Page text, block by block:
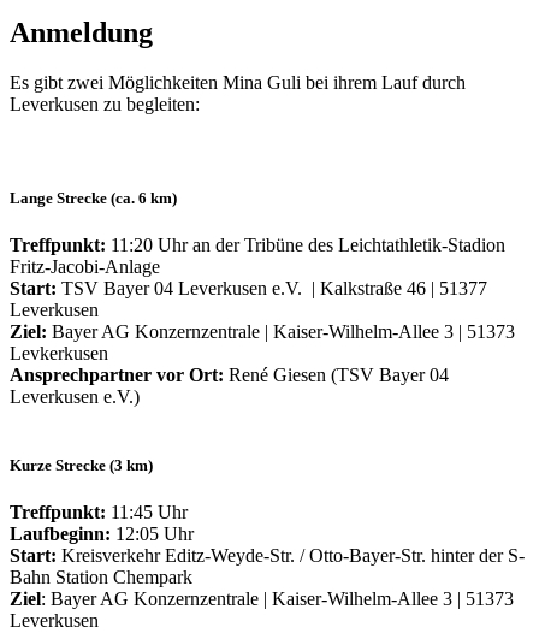
Anmeldung
Es gibt zwei Möglichkeiten Mina Guli bei ihrem Lauf durch
Leverkusen zu begleiten:
Lange Strecke (ca. 6 km)
Treffpunkt: 11:20 Uhr an der Tribüne des Leichtathletik-Stadion
Fritz-Jacobi-Anlage
Start: TSV Bayer 04 Leverkusen e.V. | Kalkstraße 46 | 51377
Leverkusen
Ziel: Bayer AG Konzernzentrale | Kaiser-Wilhelm-Allee 3 | 51373
Levkerkusen
Ansprechpartner vor Ort: René Giesen (TSV Bayer 04
Leverkusen e.V.)
Kurze Strecke (3 km)
Treffpunkt: 11:45 Uhr
Laufbeginn: 12:05 Uhr
Start: Kreisverkehr Editz-Weyde-Str. / Otto-Bayer-Str. hinter der S-
Bahn Station Chempark
Ziel: Bayer AG Konzernzentrale | Kaiser-Wilhelm-Allee 3 | 51373
Leverkusen